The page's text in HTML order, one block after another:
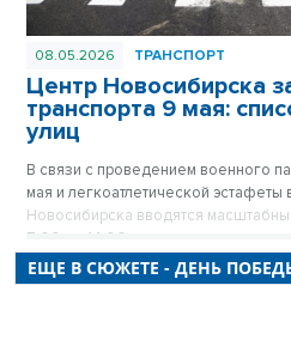
08.05.2026 ТРАНСПОРТ
Центр Новосибирска
транспорта 9 мая:
улиц
В связи с проведением военного
мая и легкоатлетической эстафеты
Новосибирска вводятся
7:00 до 14:00 десятки улиц станут
транспорта на них будет полностью
просят автомобилистов заранее
ЕЩЕ В СЮЖЕТЕ - ДЕНЬ